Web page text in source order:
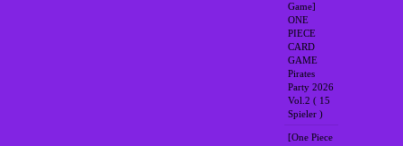
Game]
ONE
PIECE
CARD
GAME
Pirates
Party 2026
Vol.2 ( 15
Spieler )
[One Piece